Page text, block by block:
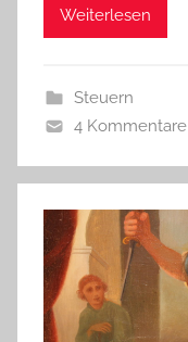
Weiterlesen
Steuern
4 Kommentare